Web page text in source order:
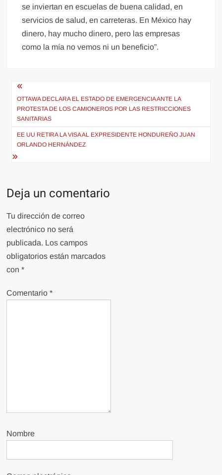
se inviertan en escuelas de buena calidad, en
servicios de salud, en carreteras. En México hay
dinero, hay mucho dinero, pero las empresas
como la mía no vemos ni un beneficio”.
Navegación
de
entradas
OTTAWA DECLARA EL ESTADO DE EMERGENCIA ANTE LA
PROTESTA DE LOS CAMIONEROS POR LAS RESTRICCIONES
SANITARIAS
EE UU RETIRA LA VISA AL EXPRESIDENTE HONDUREÑO JUAN
ORLANDO HERNÁNDEZ
Deja un comentario
Tu dirección de correo
electrónico no será
publicada. Los campos
obligatorios están marcados
con*
Comentario*
Nombre